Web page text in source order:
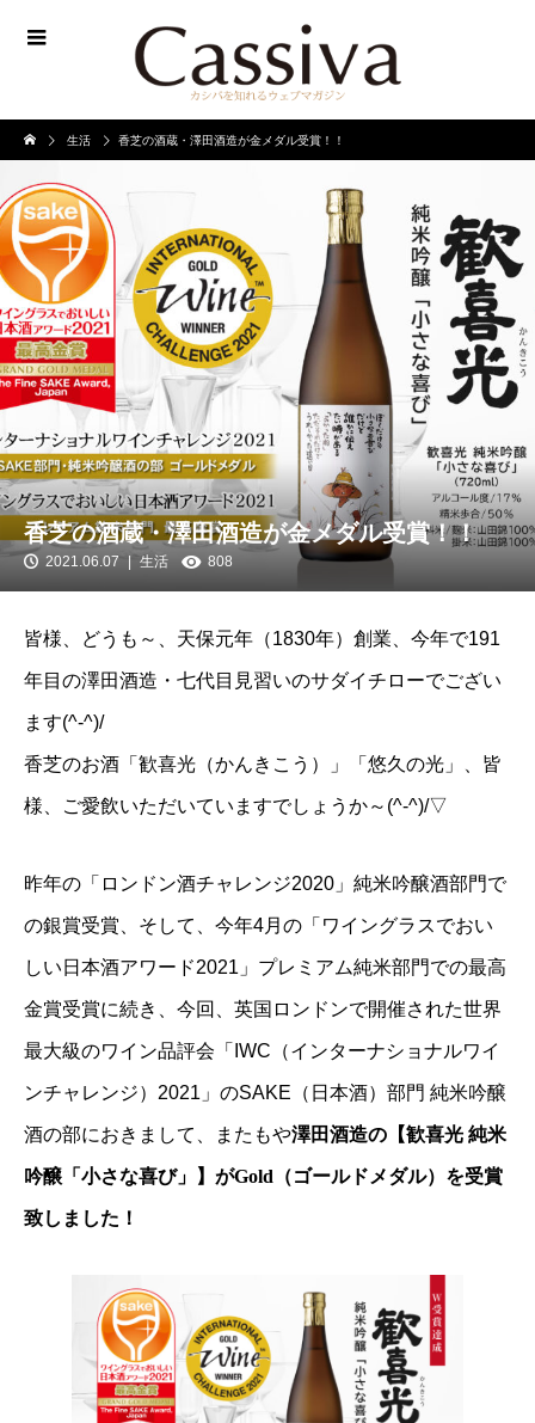
生活 香芝の酒蔵・澤田酒造が金メダル受賞！！
香芝の酒蔵・澤田酒造が金メダル受賞！！
2021.06.07 生活 808
皆様、どうも～、天保元年（1830年）創業、今年で191
年目の澤田酒造・七代目見習いのサダイチローでござい
ます(^-^)/
香芝のお酒「歓喜光（かんきこう）」「悠久の光」、皆
様、ご愛飲いただいていますでしょうか～(^-^)/▽
昨年の「ロンドン酒チャレンジ2020」純米吟醸酒部門で
の銀賞受賞、そして、今年4月の「ワイングラスでおい
しい日本酒アワード2021」プレミアム純米部門での最高
金賞受賞に続き、今回、英国ロンドンで開催された世界
最大級のワイン品評会「IWC（インターナショナルワイ
ンチャレンジ）2021」のSAKE（日本酒）部門 純米吟醸
酒の部におきまして、またもや澤田酒造の【歓喜光 純米
吟醸「小さな喜び」】がGold（ゴールドメダル）を受賞
致しました！